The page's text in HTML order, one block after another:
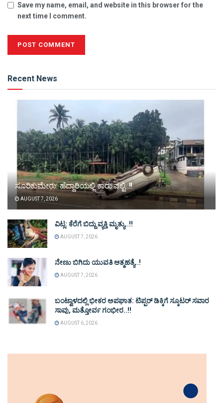
Save my name, email, and website in this browser for the
next time I comment.
Recent News
ಸೂರಿಕುಮೇರು: ಹೆದ್ದಾರಿಯಲ್ಲಿ ಕಾರು ಪಲ್ಟಿ..!!
AUGUST 7, 2026
ವಿಟ್ಲ: ಕೆರೆಗೆ ಬಿದ್ದು ವ್ಯಕ್ತಿ ಮೃತ್ಯು..!!
AUGUST 7, 2026
ನೇಣು ಬಿಗಿದು ಯುವತಿ ಆತ್ಮಹತ್ಯೆ..!
AUGUST 7, 2026
ಬಂಟ್ವಾಳದಲ್ಲಿ ಭೀಕರ ಅಪಘಾತ: ಟಿಪ್ಪರ್ ಡಿಕ್ಕಿಗೆ ಸ್ಕೂಟರ್ ಸವಾರ
ಸಾವು, ಮತ್ತೋರ್ವ ಗಂಭೀರ..!!
AUGUST 6, 2026